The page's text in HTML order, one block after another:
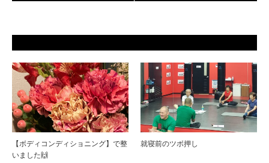
【ボディコンディショニング】で整
いました🙌
就寝前のツボ押し